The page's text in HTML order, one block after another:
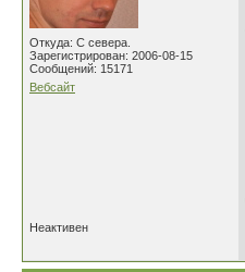
Откуда: С севера.
Зарегистрирован: 2006-08-15
Сообщений: 15171
Вебсайт
Неактивен